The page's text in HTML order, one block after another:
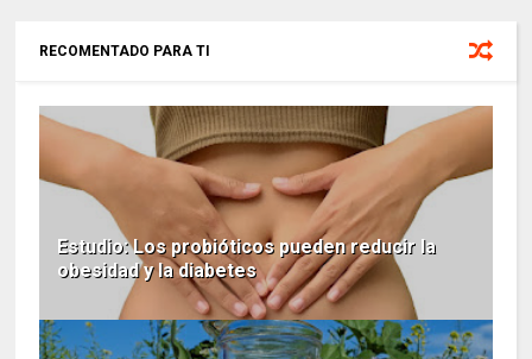
RECOMENTADO PARA TI
Estudio: Los probióticos pueden reducir la
obesidad y la diabetes